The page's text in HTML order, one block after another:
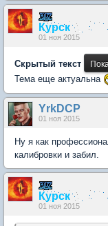
Курск
01 ноя 2015
Скрытый текст
Тема еще актуальна
YrkDCP
01 ноя 2015
Ну я как
калибровки и забил.
Курск
01 ноя 2015